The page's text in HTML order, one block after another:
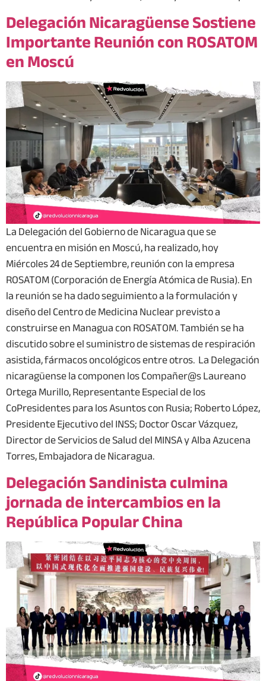
Delegación Nicaragüense Sostiene
Importante Reunión con ROSATOM
en Moscú
La Delegación del Gobierno de Nicaragua que se
encuentra en misión en Moscú, ha realizado, hoy
Miércoles 24 de Septiembre, reunión con la empresa
ROSATOM (Corporación de Energía Atómica de Rusia). En
la reunión se ha dado seguimiento a la formulación y
diseño del Centro de Medicina Nuclear previsto a
construirse en Managua con ROSATOM. También se ha
discutido sobre el suministro de sistemas de respiración
asistida, fármacos oncológicos entre otros. La Delegación
nicaragüense la componen los Compañer@s Laureano
Ortega Murillo, Representante Especial de los
CoPresidentes para los Asuntos con Rusia; Roberto López,
Presidente Ejecutivo del INSS; Doctor Oscar Vázquez,
Director de Servicios de Salud del MINSA y Alba Azucena
Torres, Embajadora de Nicaragua.
Delegación Sandinista culmina
jornada de intercambios en la
República Popular China